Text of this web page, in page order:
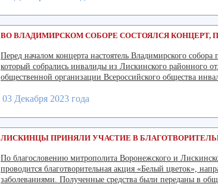
ВО ВЛАДИМИРСКОМ СОБОРЕ СОСТОЯЛСЯ
Перед началом концерта настоятель Владимирского
который собрались инвалиды из Лискинского районного
общественной организации Всероссийского общества
03 Декабря 2023 года
ЛИСКИНЦЫ ПРИНЯЛИ УЧАСТИЕ В
По благословению митрополита Воронежского и
проводится благотворительная акция «Белый цветок»,
заболеваниями. Полученные средства были переданы в